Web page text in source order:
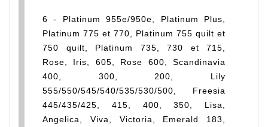
6 - Platinum 955e/950e, Platinum Plus,
Platinum 775 et 770, Platinum 755 quilt et
750 quilt, Platinum 735, 730 et 715,
Rose, Iris, 605, Rose 600, Scandinavia
400, 300, 200, Lily
555/550/545/540/535/530/500, Freesia
445/435/425, 415, 400, 350, Lisa,
Angelica, Viva, Victoria, Emerald 183,